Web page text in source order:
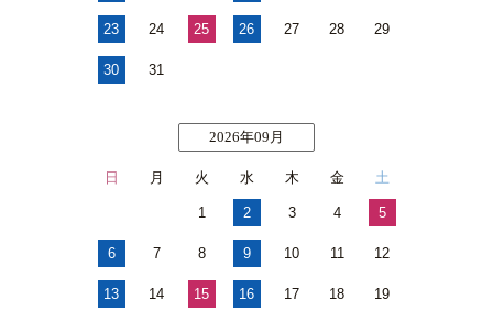
23 24 25 26 27 28 29
30 31
2026年09月
日 月 火 水 木 金 土
1 2 3 4 5
6 7 8 9 10 11 12
13 14 15 16 17 18 19